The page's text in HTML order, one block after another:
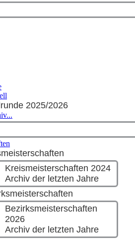
2025/2026
Kreismeisterschaften 2024
Archiv der letzten Jahre
Bezirksmeisterschaften
2026
Archiv der letzten Jahre